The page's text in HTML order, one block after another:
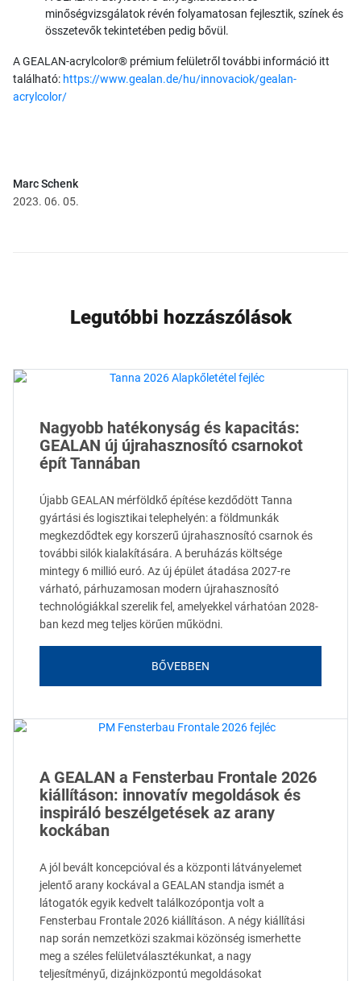
minőségvizsgálatok révén folyamatosan fejlesztik, színek és
összetevők tekintetében pedig bővül.
A GEALAN-acrylcolor® prémium felületről további információ itt
található: https://www.gealan.de/hu/innovaciok/gealan-
acrylcolor/
Marc Schenk
2023. 06. 05.
Legutóbbi hozzászólások
Nagyobb hatékonyság és kapacitás:
GEALAN új újrahasznosító csarnokot
épít Tannában
Újabb GEALAN mérföldkő építése kezdődött Tanna
gyártási és logisztikai telephelyén: a földmunkák
megkezdődtek egy korszerű újrahasznosító csarnok és
további silók kialakítására. A beruházás költsége
mintegy 6 millió euró. Az új épület átadása 2027-re
várható, párhuzamosan modern újrahasznosító
technológiákkal szerelik fel, amelyekkel várhatóan 2028-
ban kezd meg teljes körűen működni.
BŐVEBBEN
A GEALAN a Fensterbau Frontale 2026
kiállításon: innovatív megoldások és
inspiráló beszélgetések az arany
kockában
A jól bevált koncepcióval és a központi látványelemet
jelentő arany kockával a GEALAN standja ismét a
látogatók egyik kedvelt találkozópontja volt a
Fensterbau Frontale 2026 kiállításon. A négy kiállítási
nap során nemzetközi szakmai közönség ismerhette
meg a széles felületválasztékunkat, a nagy
teljesítményű, dizájnközpontú megoldásokat